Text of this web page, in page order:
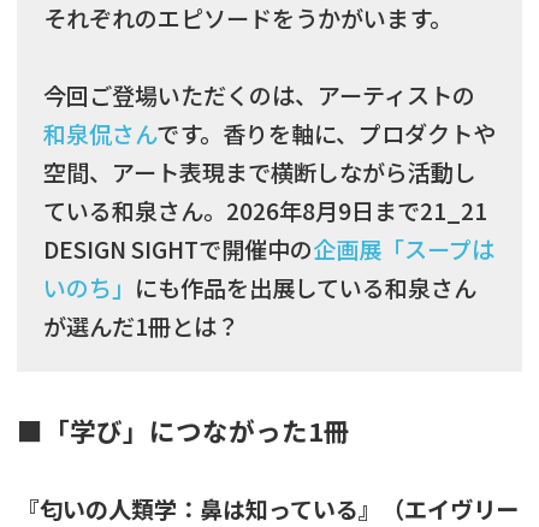
それぞれのエピソードをうかがいます。
今回ご登場いただくのは、アーティストの
和泉侃さんです。香りを軸に、プロダクトや
空間、アート表現まで横断しながら活動し
ている和泉さん。2026年8月9日まで21_21
DESIGN SIGHTで開催中の企画展「スープは
いのち」 にも作品を出展している和泉さん
が選んだ1冊とは？
■「学び」につながった1冊
『匂いの人類学：鼻は知っている』（エイヴリー